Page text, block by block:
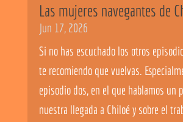
Las mujeres navegantes de
Jun 17, 2026
Si no has escuchado los otros
te recomiendo que vuelvas.
episodio dos, en el que hablamos un
nuestra llegada a Chiloé y sobre el